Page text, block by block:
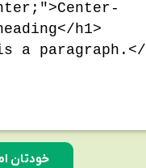
h1>
a paragraph.</
خودتان